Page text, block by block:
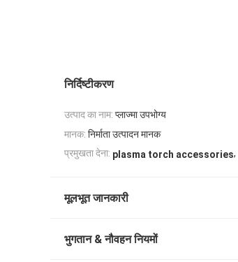
निर्दिष्टीकरण
उत्पाद का नाम: प्लाज्मा उपभोग्य
मानक: निर्माता उत्पादन मानक
प्रमुखता देना: plasma torch accessories,
मूलभूत जानकारी
भुगतान & नौवहन नियमों